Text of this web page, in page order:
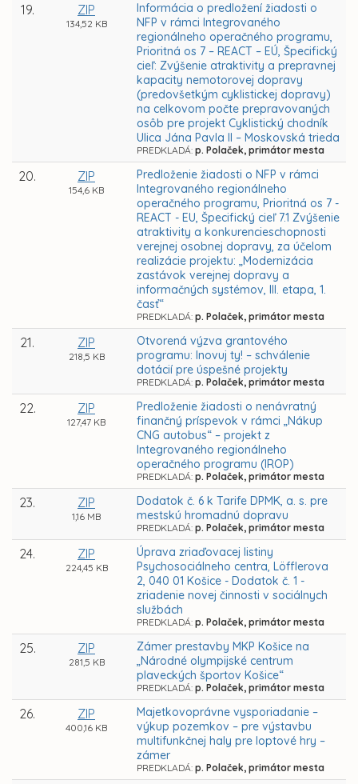
19. ZIP
134,52 KB
Informácia o predložení žiadosti o
NFP v rámci Integrovaného
regionálneho operačného programu,
Prioritná os 7 – REACT – EÚ, Špecifický
cieľ: Zvýšenie atraktivity a prepravnej
kapacity nemotorovej dopravy
(predovšetkým cyklistickej dopravy)
na celkovom počte prepravovaných
osôb pre projekt Cyklistický chodník
Ulica Jána Pavla II – Moskovská trieda
PREDKLADÁ: p. Polaček, primátor mesta
20. ZIP
154,6 KB
Predloženie žiadosti o NFP v rámci
Integrovaného regionálneho
operačného programu, Prioritná os 7 -
REACT - EU, Špecifický cieľ 7.1 Zvýšenie
atraktivity a konkurencieschopnosti
verejnej osobnej dopravy, za účelom
realizácie projektu: „Modernizácia
zastávok verejnej dopravy a
informačných systémov, III. etapa, 1.
časť“
PREDKLADÁ: p. Polaček, primátor mesta
21. ZIP
218,5 KB
Otvorená výzva grantového
programu: Inovuj ty! – schválenie
dotácií pre úspešné projekty
PREDKLADÁ: p. Polaček, primátor mesta
22. ZIP
127,47 KB
Predloženie žiadosti o nenávratný
finančný príspevok v rámci „Nákup
CNG autobus“ – projekt z
Integrovaného regionálneho
operačného programu (IROP)
PREDKLADÁ: p. Polaček, primátor mesta
23. ZIP
1,16 MB
Dodatok č. 6 k Tarife DPMK, a. s. pre
mestskú hromadnú dopravu
PREDKLADÁ: p. Polaček, primátor mesta
24. ZIP
224,45 KB
Úprava zriaďovacej listiny
Psychosociálneho centra, Löfflerova
2, 040 01 Košice - Dodatok č. 1 -
zriadenie novej činnosti v sociálnych
službách
PREDKLADÁ: p. Polaček, primátor mesta
25. ZIP
281,5 KB
Zámer prestavby MKP Košice na
„Národné olympijské centrum
plaveckých športov Košice“
PREDKLADÁ: p. Polaček, primátor mesta
26. ZIP
400,16 KB
Majetkovoprávne vysporiadanie –
výkup pozemkov – pre výstavbu
multifunkčnej haly pre loptové hry –
zámer
PREDKLADÁ: p. Polaček, primátor mesta